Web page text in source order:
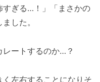
すぎる…！」「まさかの
した。
レートするのか…？
左右することになりそ